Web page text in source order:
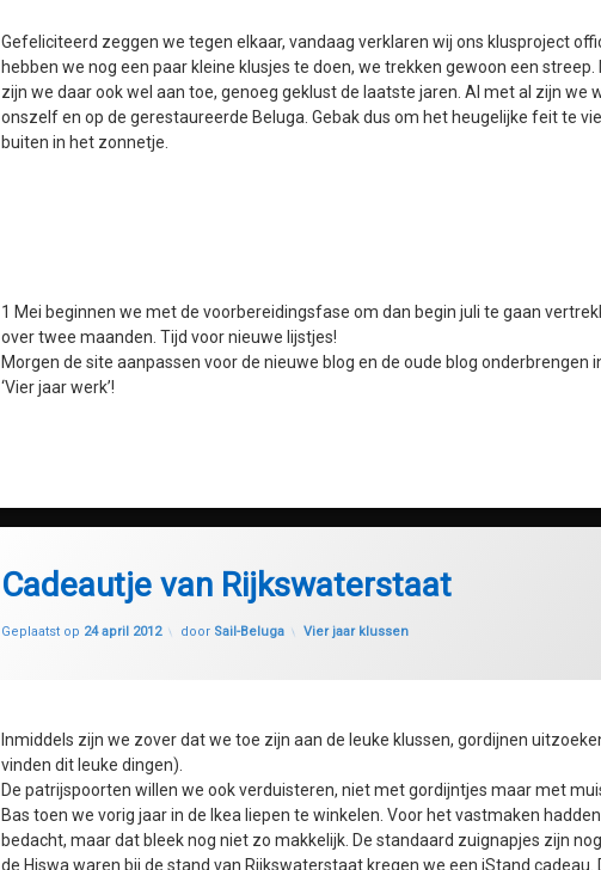
Gefeliciteerd zeggen we tegen elkaar, vandaag verklaren wij ons klusproject
hebben we nog een paar kleine klusjes te doen, we trekken gewoon een streep.
zijn we daar ook wel aan toe, genoeg geklust de laatste jaren. Al met al zijn we
onszelf en op de gerestaureerde Beluga. Gebak dus om het heugelijke feit te
buiten in het zonnetje.
1 Mei beginnen we met de voorbereidingsfase om dan begin juli te gaan
over twee maanden. Tijd voor nieuwe lijstjes!
Morgen de site aanpassen voor de nieuwe blog en de oude blog onderbrengen
‘Vier jaar werk’!
Cadeautje van Rijkswaterstaat
Geplaatst op 24 april 2012
Geüpdatet op 28 juli 2020
door Sail-Beluga Categorieën:
Vier jaar klussen
Inmiddels zijn we zover dat we toe zijn aan de leuke klussen, gordijnen
vinden dit leuke dingen).
De patrijspoorten willen we ook verduisteren, niet met gordijntjes maar met
Bas toen we vorig jaar in de Ikea liepen te winkelen. Voor het vastmaken
bedacht, maar dat bleek nog niet zo makkelijk. De standaard zuignapjes zijn
de Hiswa waren bij de stand van Rijkswaterstaat kregen we een iStand cadeau.